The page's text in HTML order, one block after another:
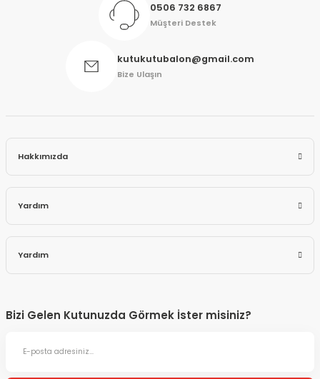
0506 732 6867
Müşteri Destek
kutukutubalon@gmail.com
Bize Ulaşın
Hakkımızda
Yardım
Yardım
Bizi Gelen Kutunuzda Görmek İster misiniz?